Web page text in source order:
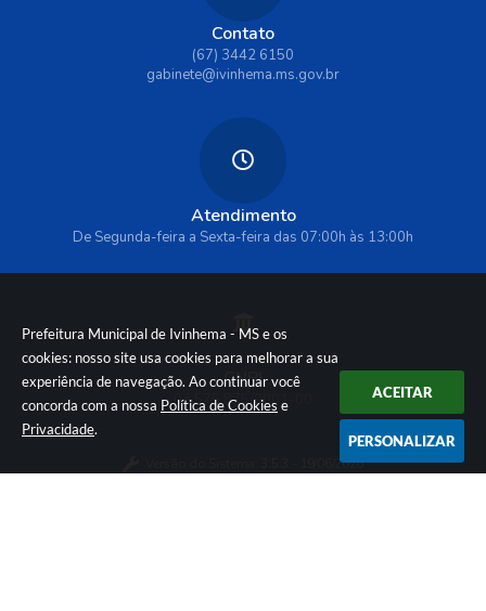
Prefeitura Municipal de Ivinhema - MS e os
cookies: nosso site usa cookies para melhorar a sua
experiência de navegação. Ao continuar você
concorda com a nossa Política de Cookies e
Privacidade.
ACEITAR
PERSONALIZAR
Contato
(67) 3442 6150
gabinete@ivinhema.ms.gov.br
Atendimento
De Segunda-feira a Sexta-feira das 07:00h às 13:00h
CNPJ
03.575.875/0001-00
3.5.3 - 19/06/2026